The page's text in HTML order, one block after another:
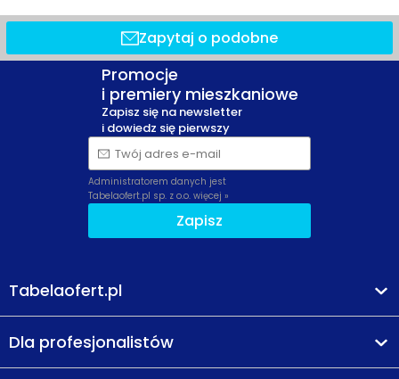
Zapytaj o podobne
Promocje
i premiery mieszkaniowe
Zapisz się na newsletter
i dowiedz się pierwszy
Twój adres e-mail
Administratorem danych jest
Tabelaofert.pl sp. z o.o. więcej »
Zapisz
Tabelaofert.pl
Dla profesjonalistów